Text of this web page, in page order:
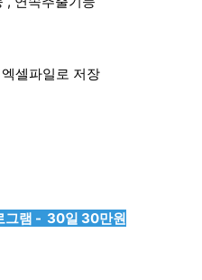
셀파일로 저장
그램 - 30일 30만원